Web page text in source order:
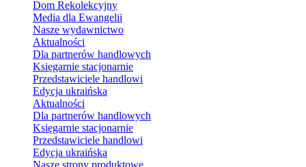
Dom Rekolekcyjny
Media dla Ewangelii
Nasze wydawnictwo
Aktualności
Dla partnerów handlowych
Księgarnie stacjonarnie
Przedstawiciele handlowi
Edycja ukraińska
Aktualności
Dla partnerów handlowych
Księgarnie stacjonarnie
Przedstawiciele handlowi
Edycja ukraińska
Nasze strony produktowe